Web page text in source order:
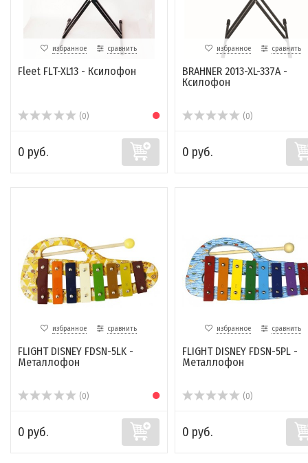
избранное сравнить
Fleet FLT-XL13 - Ксилофон
(0)
0 руб.
избранное сравнить
BRAHNER 2013-XL-337A -
Ксилофон
(0)
0 руб.
избранное сравнить
FLIGHT DISNEY FDSN-5LK -
Металлофон
(0)
0 руб.
избранное сравнить
FLIGHT DISNEY FDSN-5PL -
Металлофон
(0)
0 руб.